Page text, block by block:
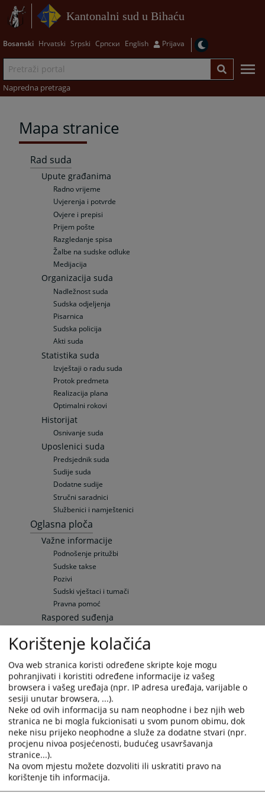
Kantonalni sud u Bihaću
Bosanski Hrvatski Srpski Српски English Prijava
Napredna pretraga
Mapa stranice
Rad suda
Upute građanima
Radno vrijeme
Uvjerenja i potvrde
Ovjere i prepisi
Prijem pošte
Razgledanje spisa
Žalbe na sudske odluke
Medijacija
Organizacija suda
Nadležnost suda
Sudska odjeljenja
Pisarnica
Sudska policija
Akti suda
Statistika suda
Izvještaji o radu suda
Protok predmeta
Realizacija plana
Optimalni rokovi
Historijat
Osnivanje suda
Uposlenici suda
Predsjednik suda
Sudije suda
Dodatne sudije
Stručni saradnici
Službenici i namještenici
Oglasna ploča
Važne informacije
Podnošenje pritužbi
Sudske takse
Pozivi
Sudski vještaci i tumači
Pravna pomoć
Raspored suđenja
Elektronska oglasna ploča
Upražnjene pozicije
Opće informacije
Objavljene pozicije
Zaštita ličnih podataka
Službenik za zaštitu ličnih podataka
Pravila privatnosti
Vaša pitanja
Često postavljana pitanja
Često postavljana pitanja
Specifična pitanja
Specifična pitanja
Korištenje kolačića
Ova web stranica koristi određene skripte koje mogu
pohranjivati i koristiti određene informacije iz vašeg
browsera i vašeg uređaja (npr. IP adresa uređaja, varijable o
sesiji unutar browsera, ...).
Neke od ovih informacija su nam neophodne i bez njih web
stranica ne bi mogla fukcionisati u svom punom obimu, dok
neke nisu prijeko neophodne a služe za dodatne stvari (npr.
procjenu nivoa posjećenosti, budućeg usavršavanja
stranice...).
Na ovom mjestu možete dozvoliti ili uskratiti pravo na
korištenje tih informacija.